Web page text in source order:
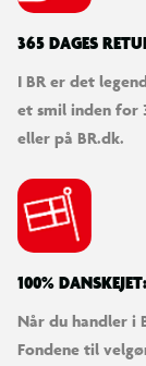
365 DAGES
I BR er det
et smil inden for
eller på BR.dk.
100%
Når du handler i
Fondene til